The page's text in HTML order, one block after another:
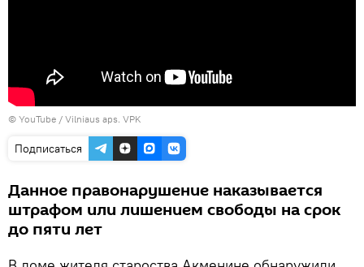
© YouTube / Vilniaus aps. VPK
Подписаться
Данное правонарушение наказывается
штрафом или лишением свободы на срок
до пяти лет